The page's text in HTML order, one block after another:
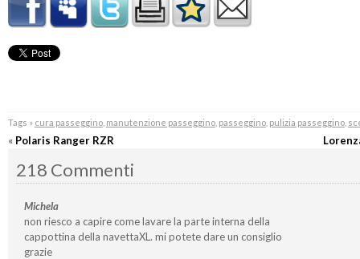
Tags » cura passeggino, manutenzione passeggino, passeggino, pulizia passeggino,
« Polaris Ranger RZR
218 Commenti
Michela
non riesco a capire come lavare la parte interna della
cappottina della navettaXL. mi potete dare un consiglio
grazie